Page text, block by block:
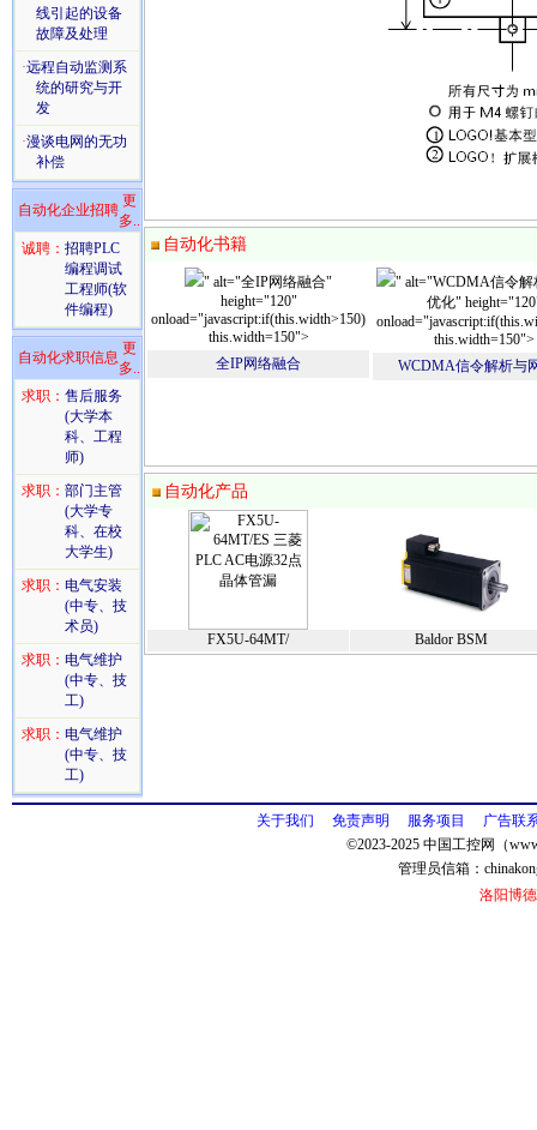
线引起的设备
故障及处理
·远程自动监测系
统的研究与开
发
·漫谈电网的无功
补偿
自动化企业招聘
更
多..
诚聘： 招聘PLC
编程调试
工程师(软
件编程)
自动化求职信息
更
多..
求职： 售后服务
(大学本
科、工程
师)
求职： 部门主管
(大学专
科、在校
大学生)
求职： 电气安装
(中专、技
术员)
求职： 电气维护
(中专、技
工)
求职： 电气维护
(中专、技
工)
自动化书籍
" alt="全IP网络融合"
height="120"
onload="javascript:if(this.width>150)
this.width=150">
全IP网络融合
" alt="WCDMA信令解
优化"
this.width=150">
WCDMA信令解析与
自动化产品
FX5U-64MT/ Baldor BSM
关于我们 免责声明 服务项目
广告联
©2023-2025 中国工控网（
管理员信箱：
洛阳博